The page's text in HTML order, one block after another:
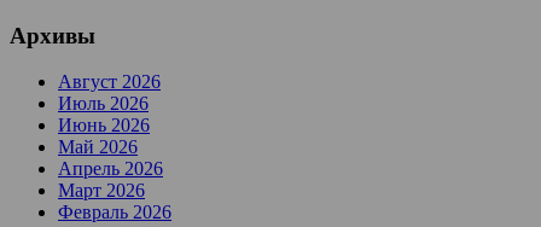
Архивы
Август 2026
Июль 2026
Июнь 2026
Май 2026
Апрель 2026
Март 2026
Февраль 2026